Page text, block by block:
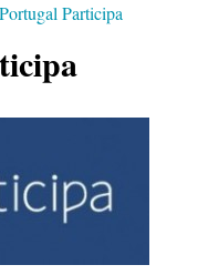
Participa